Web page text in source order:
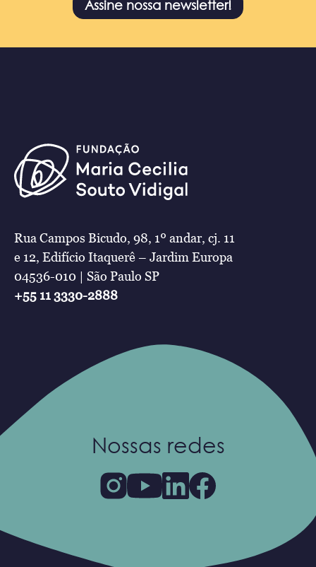
Assine nossa newsletter!
Rua Campos Bicudo, 98, 1º andar, cj. 11
e 12, Edifício Itaquerê – Jardim Europa
04536-010 | São Paulo SP
+55 11 3330-2888
Nossas redes